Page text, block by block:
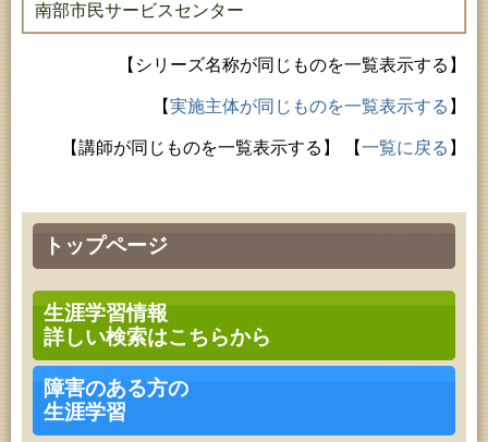
トップページ
生涯学習情報
詳しい検索はこちらから
障害のある方の
生涯学習
南部市民サービスセンター
【シリーズ名称が同じものを一覧表示する】
【実施主体が同じものを一覧表示する 】
【講師が同じものを一覧表示する】 【一覧に戻る 】